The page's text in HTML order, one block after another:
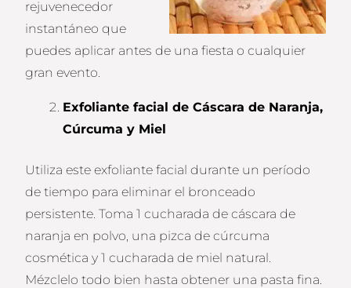
rejuvenecedor
instantáneo que
puedes aplicar antes de una fiesta o cualquier
gran evento.
Exfoliante facial de Cáscara de Naranja,
Cúrcuma y Miel
Utiliza este exfoliante facial durante un período
de tiempo para eliminar el bronceado
persistente. Toma 1 cucharada de cáscara de
naranja en polvo, una pizca de cúrcuma
cosmética y 1 cucharada de miel natural.
Mézclelo todo bien hasta obtener una pasta fina.